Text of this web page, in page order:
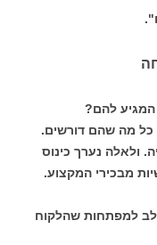
המגיע להם?
כל מה שהם דורשים.
ולאלה נערך כינוס
מבכירי המקצוע.
למפתחות שהלקוח